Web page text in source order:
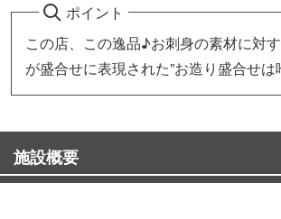
ポイント
この店、この逸品♪お刺身の素材に対
が盛合せに表現された”お造り盛合せは
施設概要